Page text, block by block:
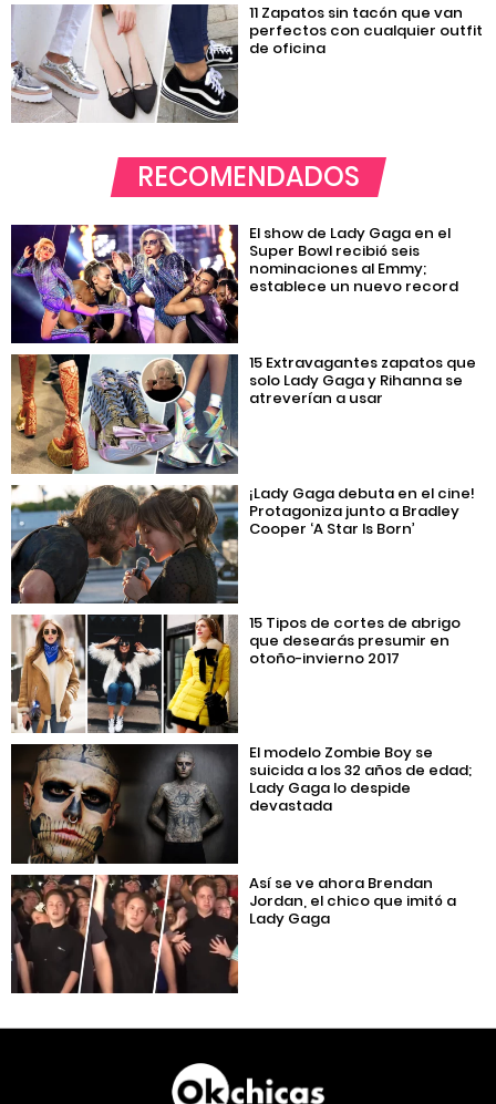
11 Zapatos sin tacón que van
perfectos con cualquier outfit
de oficina
RECOMENDADOS
El show de Lady Gaga en el
Super Bowl recibió seis
nominaciones al Emmy;
establece un nuevo record
15 Extravagantes zapatos que
solo Lady Gaga y Rihanna se
atreverían a usar
¡Lady Gaga debuta en el cine!
Protagoniza junto a Bradley
Cooper ‘A Star Is Born’
15 Tipos de cortes de abrigo
que desearás presumir en
otoño-invierno 2017
El modelo Zombie Boy se
suicida a los 32 años de edad;
Lady Gaga lo despide
devastada
Así se ve ahora Brendan
Jordan, el chico que imitó a
Lady Gaga